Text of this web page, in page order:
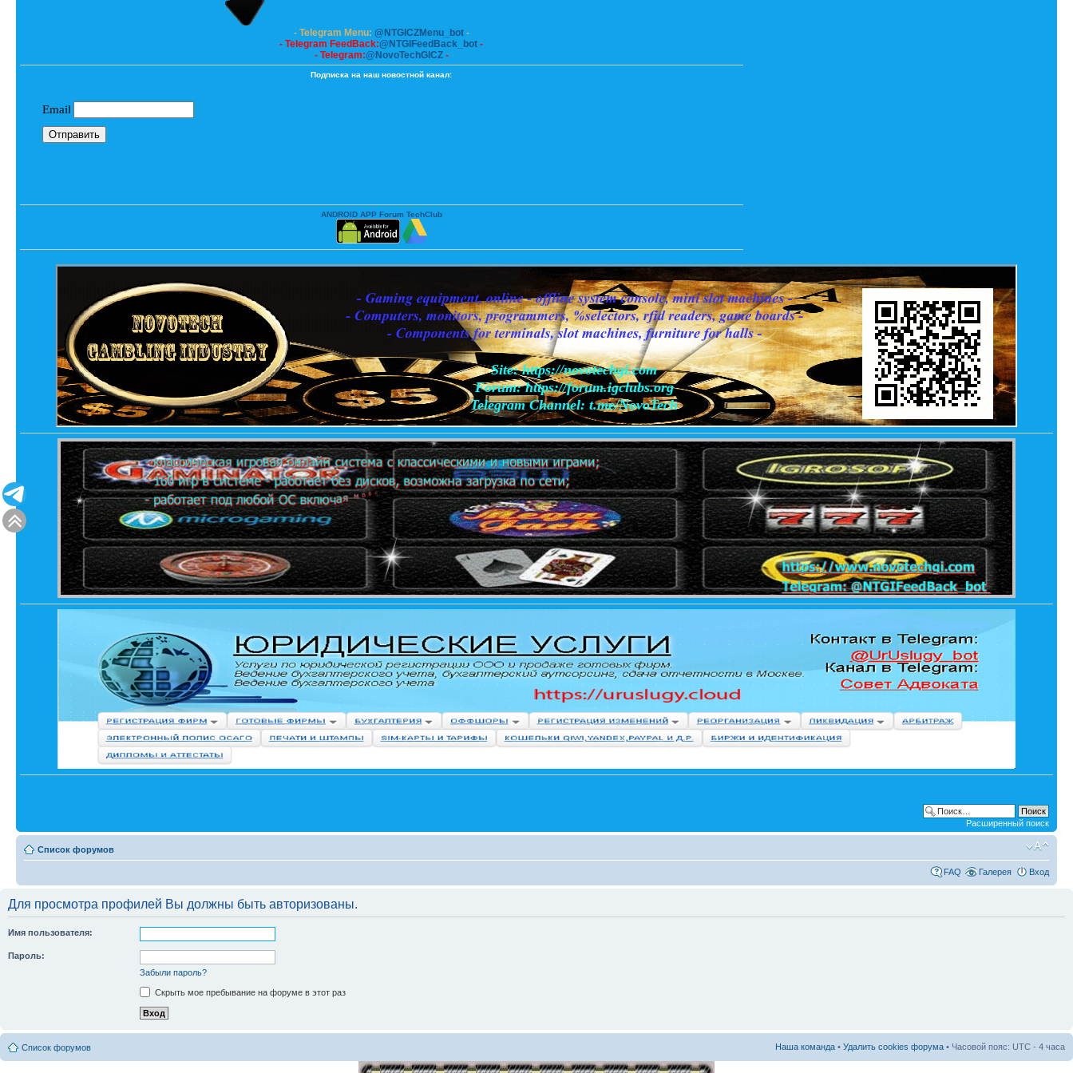
- Telegram Menu: @NTGICZMenu_bot-
- Telegram FeedBack:@NTGIFeedBack_bot -
- Telegram:@NovoTechGICZ-
Подписка на наш новостной канал:
ANDROID APP Forum TechClub
Расширенный поиск
Список форумов
FAQ Галерея Вход
Для просмотра профилей Вы должны быть авторизованы.
Имя пользователя:
Пароль:
Забыли пароль?
Скрыть мое пребывание на форуме в этот раз
Список форумов Наша команда • Удалить cookies форума • Часовой пояс: UTC - 4 часа